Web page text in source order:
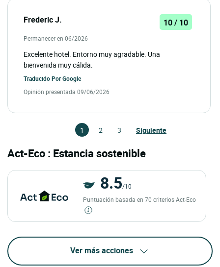
Frederic J. 10 / 10
Permanecer en 06/2026
Excelente hotel. Entorno muy agradable. Una
bienvenida muy cálida.
Traducido PorGoogle
Opinión presentada 09/06/2026
1 2 3 Siguiente
Act-Eco : Estancia sostenible
8.5/10
Puntuación basada en 70 criterios Act-Eco
Ver más acciones